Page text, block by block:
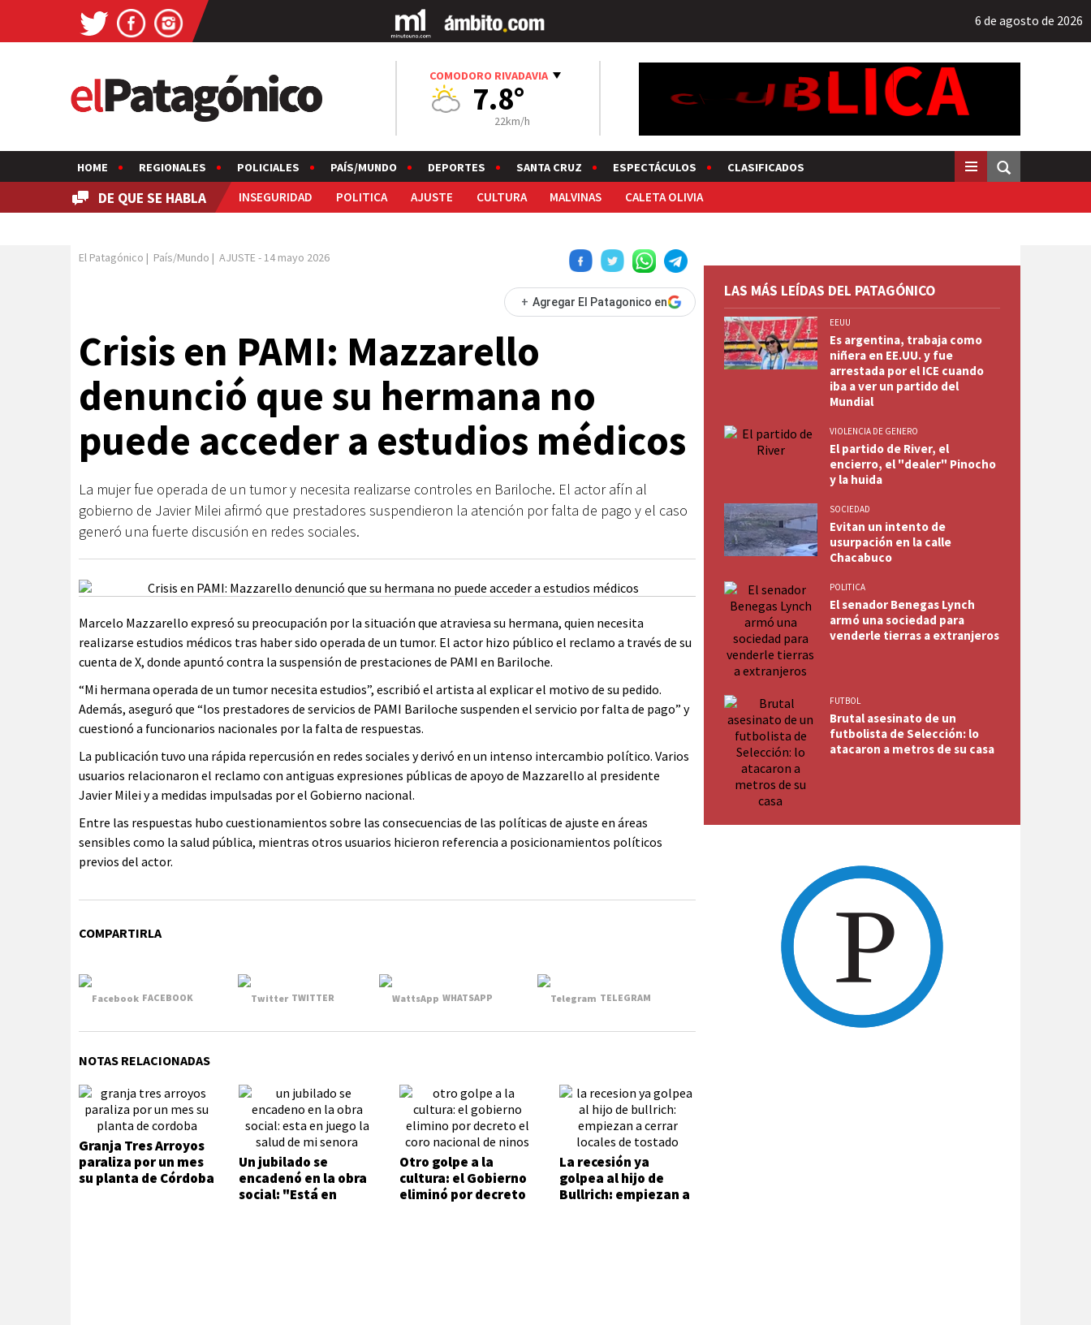
6 de agosto de 2026
COMODORO RIVADAVIA
7.8°
22km/h
HOME REGIONALES POLICIALES PAÍS/MUNDO DEPORTES SANTA CRUZ ESPECTÁCULOS CLASIFICADOS
DE QUE SE HABLA INSEGURIDAD POLITICA AJUSTE CULTURA MALVINAS CALETA OLIVIA
El Patagónico | País/Mundo | AJUSTE- 14 mayo 2026
+ Agregar El Patagonico en
Crisis en PAMI: Mazzarello
denunció que su hermana no
puede acceder a estudios médicos
La mujer fue operada de un tumor y necesita realizarse controles en Bariloche. El actor afín al
gobierno de Javier Milei afirmó que prestadores suspendieron la atención por falta de pago y el caso
generó una fuerte discusión en redes sociales.
Marcelo Mazzarello expresó su preocupación por la situación que atraviesa su hermana, quien necesita
realizarse estudios médicos tras haber sido operada de un tumor. El actor hizo público el reclamo a través de su
cuenta de X, donde apuntó contra la suspensión de prestaciones de PAMI en Bariloche.
“Mi hermana operada de un tumor necesita estudios”, escribió el artista al explicar el motivo de su pedido.
Además, aseguró que “los prestadores de servicios de PAMI Bariloche suspenden el servicio por falta de pago” y
cuestionó a funcionarios nacionales por la falta de respuestas.
La publicación tuvo una rápida repercusión en redes sociales y derivó en un intenso intercambio político. Varios
usuarios relacionaron el reclamo con antiguas expresiones públicas de apoyo de Mazzarello al presidente
Javier Milei y a medidas impulsadas por el Gobierno nacional.
Entre las respuestas hubo cuestionamientos sobre las consecuencias de las políticas de ajuste en áreas
sensibles como la salud pública, mientras otros usuarios hicieron referencia a posicionamientos políticos
previos del actor.
COMPARTIRLA
FACEBOOK TWITTER WHATSAPP TELEGRAM
NOTAS RELACIONADAS
Granja Tres Arroyos
paraliza por un mes
su planta de Córdoba
Un jubilado se
encadenó en la obra
social: "Está en
Otro golpe a la
cultura: el Gobierno
eliminó por decreto
La recesión ya
golpea al hijo de
Bullrich: empiezan a
LAS MÁS LEÍDAS DEL PATAGÓNICO
EEUU
Es argentina, trabaja como
niñera en EE.UU. y fue
arrestada por el ICE cuando
iba a ver un partido del
Mundial
VIOLENCIA DE GENERO
El partido de River, el
encierro, el "dealer" Pinocho
y la huida
SOCIEDAD
Evitan un intento de
usurpación en la calle
Chacabuco
POLITICA
El senador Benegas Lynch
armó una sociedad para
venderle tierras a extranjeros
FUTBOL
Brutal asesinato de un
futbolista de Selección: lo
atacaron a metros de su casa